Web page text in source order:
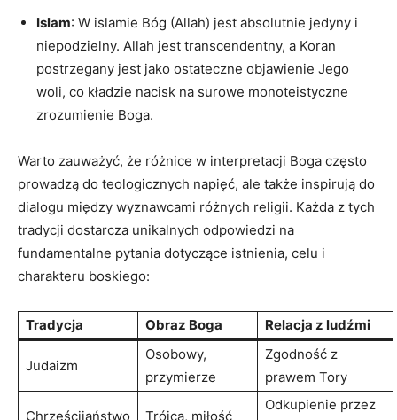
Islam: W islamie Bóg (Allah) jest absolutnie jedyny i
niepodzielny. Allah ⁣jest transcendentny, ⁤a Koran
postrzegany jest jako ostateczne objawienie Jego
woli, co kładzie ‍nacisk na surowe monoteistyczne
zrozumienie Boga.
Warto zauważyć, że różnice w interpretacji ‌Boga‍ często
prowadzą do teologicznych napięć, ⁢ale także inspirują ⁣do
dialogu między wyznawcami różnych religii. ‌Każda ​z tych
tradycji ⁣dostarcza unikalnych‌ odpowiedzi​ na
fundamentalne pytania dotyczące istnienia,⁢ celu i
charakteru boskiego:
Tradycja Obraz Boga Relacja z ludźmi
Judaizm
Osobowy,⁢
przymierze
Zgodność ‍z
prawem ⁣Tory
Chrześcijaństwo Trójca, miłość
Odkupienie przez